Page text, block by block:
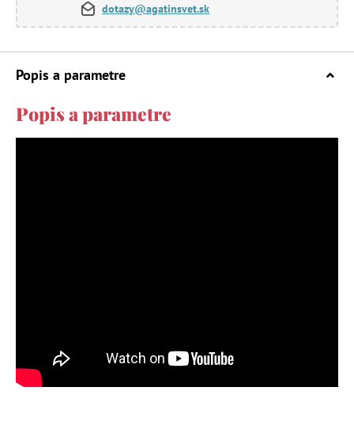
dotazy@agatinsvet.sk
Popis a parametre
Popis a parametre